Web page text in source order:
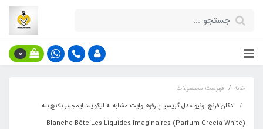
0
خانه
فهرست محصولات
ادکلن فرنچ اونیو مدل گریسیا پارفوم وایت مشابه له لیکویید ایمجینر بلانچ بته
(Parfum Grecia White) Blanche Bête Les Liquides Imaginaires